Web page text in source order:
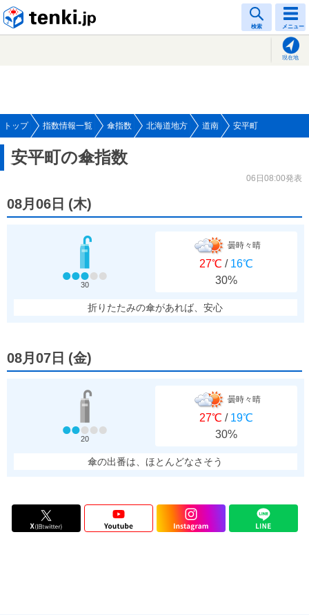
検索 メニュー
現在地
トップ 指数情報一覧 傘指数 北海道地方 道南 安平町
安平町の傘指数
06日08:00発表
08月06日 (木)
30
曇時々晴
27℃ / 16℃
30%
折りたたみの傘があれば、安心
08月07日 (金)
20
曇時々晴
27℃ / 19℃
30%
傘の出番は、ほとんどなさそう